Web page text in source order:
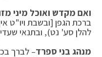
ואם מקדש ואוכל מיני
ברכת הגפן [ובשבת ויו"ט
להלן סע' נט), ובתנאי
מנהג בני ספרד– לברך